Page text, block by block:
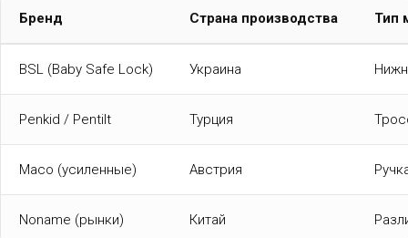
Бренд Страна производства Тип
BSL (Baby Safe Lock) Украина
Penkid / Pentilt Турция
Maco (усиленные) Австрия
Noname (рынки) Китай